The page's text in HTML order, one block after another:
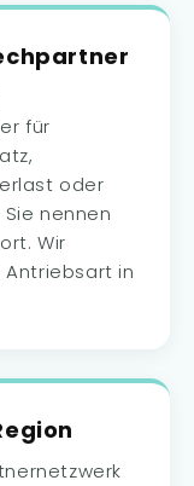
für
oder
nennen
Wir
in